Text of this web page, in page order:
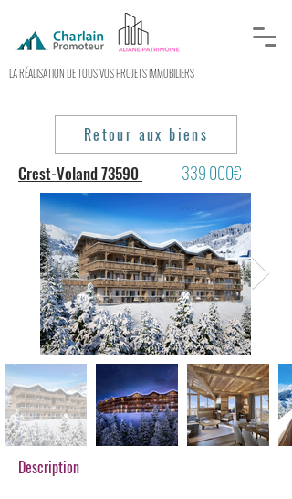
LA RÉALISATION DE TOUS VOS PROJETS IMMOBILIERS
Retour aux biens
Crest-Voland 73590 339 000€
Description